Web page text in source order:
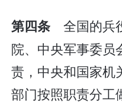
第四条全国的兵
院、中央军事委员
责，中央和国家机
部门按照职责分工